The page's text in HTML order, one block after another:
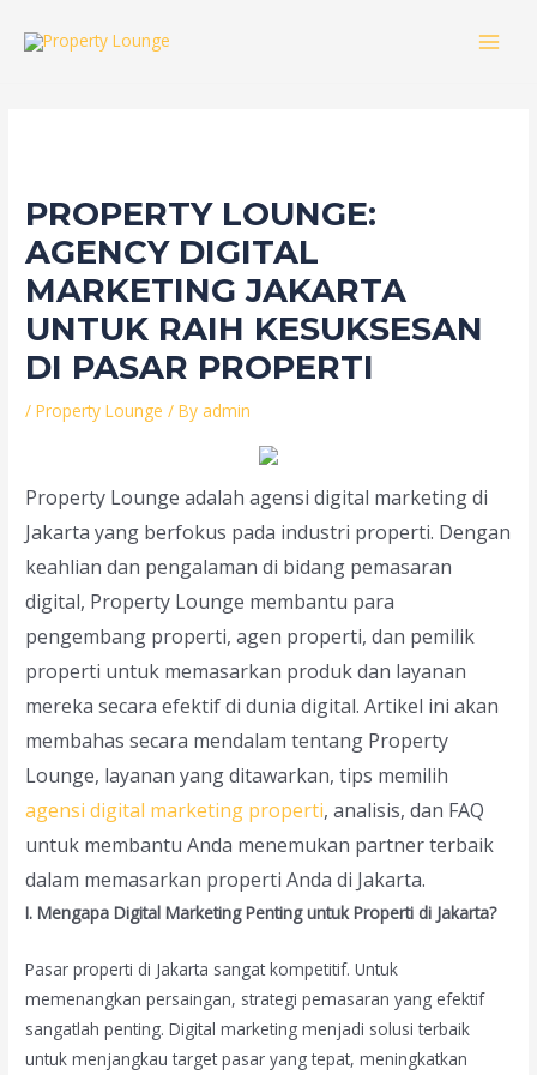
PROPERTY LOUNGE:
AGENCY DIGITAL
MARKETING JAKARTA
UNTUK RAIH KESUKSESAN
DI PASAR PROPERTI
/Property Lounge / By admin
Property Lounge adalah agensi digital marketing di
Jakarta yang berfokus pada industri properti. Dengan
keahlian dan pengalaman di bidang pemasaran
digital, Property Lounge membantu para
pengembang properti, agen properti, dan pemilik
properti untuk memasarkan produk dan layanan
mereka secara efektif di dunia digital. Artikel ini akan
membahas secara mendalam tentang Property
Lounge, layanan yang ditawarkan, tips memilih
agensi digital marketing properti, analisis, dan FAQ
untuk membantu Anda menemukan partner terbaik
dalam memasarkan properti Anda di Jakarta.
I. Mengapa Digital Marketing Penting untuk Properti di Jakarta?
Pasar properti di Jakarta sangat kompetitif. Untuk
memenangkan persaingan, strategi pemasaran yang efektif
sangatlah penting. Digital marketing menjadi solusi terbaik
untuk menjangkau target pasar yang tepat, meningkatkan